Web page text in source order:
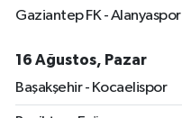
Gaziantep FK - Alanyaspor
16 Ağustos, Pazar
Başakşehir - Kocaelispor